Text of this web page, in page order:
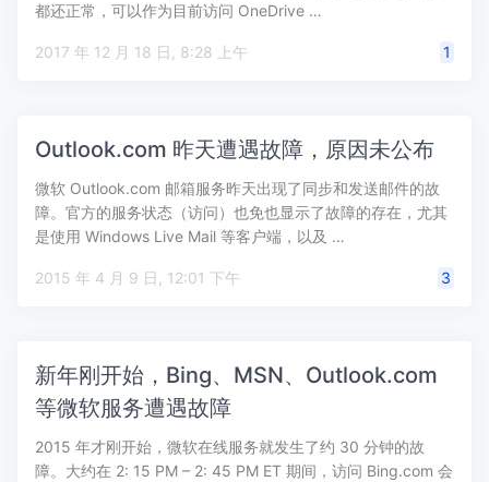
都还正常，可以作为目前访问 OneDrive …
2017 年 12 月 18 日, 8:28 上午 1
Outlook.com 昨天遭遇故障，原因未公布
微软 Outlook.com 邮箱服务昨天出现了同步和发送邮件的故
障。官方的服务状态（访问）也免也显示了故障的存在，尤其
是使用 Windows Live Mail 等客户端，以及 …
2015 年 4 月 9 日, 12:01 下午 3
新年刚开始，Bing、MSN、Outlook.com
等微软服务遭遇故障
2015 年才刚开始，微软在线服务就发生了约 30 分钟的故
障。大约在 2: 15 PM – 2: 45 PM ET 期间，访问 Bing.com 会